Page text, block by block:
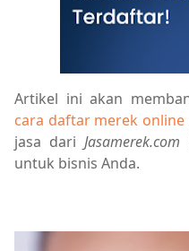
Artikel ini akan
cara daftar merek online
jasa dariJasamerek.com
untuk bisnis Anda.